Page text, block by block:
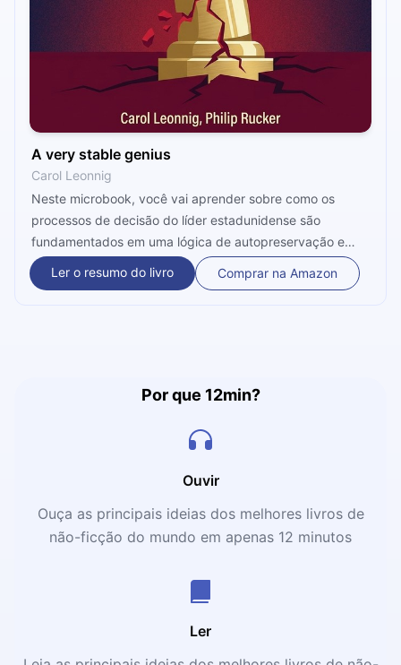
A very stable genius
Carol Leonnig
Neste microbook, você vai aprender sobre como os
processos de decisão do líder estadunidense são
fundamentados em uma lógica de autopreservação e
vaidade pessoal. Certamente, valerá a pena conhecer
mais de perto a dinâmica de trabalho de um líder mundial
Ler o resumo do livro Comprar na Amazon
Por que 12min?
Ouvir
Ouça as principais ideias dos melhores livros de
não-ficção do mundo em apenas 12 minutos
Ler